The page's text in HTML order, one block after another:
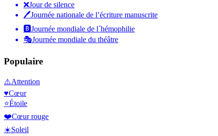
❌Jour de silence
🖊Journée nationale de l’écriture manuscrite
🅱️Journée mondiale de l´hémophilie
🎭Journée mondiale du théâtre
Populaire
⚠️Attention
♥️Cœur
⭐Étoile
❤️Cœur rouge
☀️Soleil